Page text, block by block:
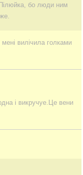
бо люди ним
вилічила голками
і викручуе.Це вени